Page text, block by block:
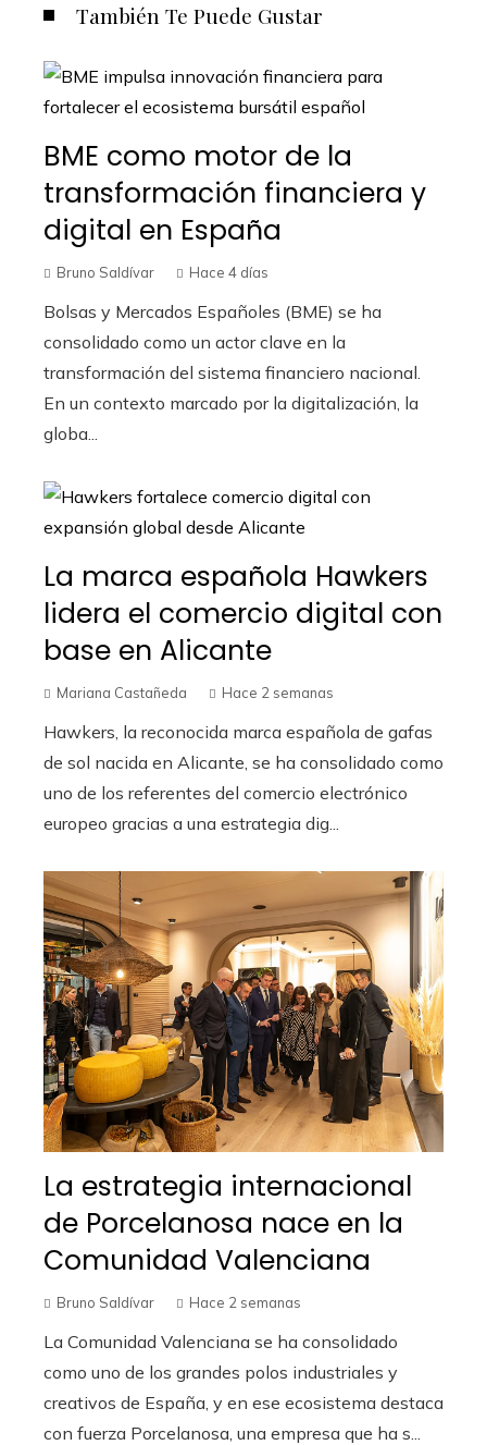
También Te Puede Gustar
BME como motor de la
transformación financiera y
digital en España
Bruno Saldívar Hace 4 días
Bolsas y Mercados Españoles (BME) se ha
consolidado como un actor clave en la
transformación del sistema financiero nacional.
En un contexto marcado por la digitalización, la
globa...
La marca española Hawkers
lidera el comercio digital con
base en Alicante
Mariana Castañeda Hace 2 semanas
Hawkers, la reconocida marca española de gafas
de sol nacida en Alicante, se ha consolidado como
uno de los referentes del comercio electrónico
europeo gracias a una estrategia dig...
La estrategia internacional
de Porcelanosa nace en la
Comunidad Valenciana
Bruno Saldívar Hace 2 semanas
La Comunidad Valenciana se ha consolidado
como uno de los grandes polos industriales y
creativos de España, y en ese ecosistema destaca
con fuerza Porcelanosa, una empresa que ha s...